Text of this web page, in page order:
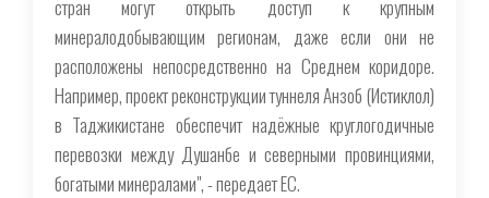
стран могут открыть доступ к крупным
минералодобывающим регионам, даже если они не
расположены непосредственно на Среднем коридоре.
Например, проект реконструкции туннеля Анзоб (Истиклол)
в Таджикистане обеспечит надёжные круглогодичные
перевозки между Душанбе и северными провинциями,
богатыми минералами", - передает ЕС.